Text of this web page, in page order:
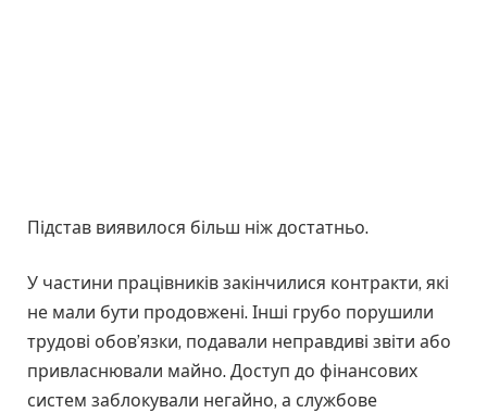
Підстав виявилося більш ніж достатньо.
У частини працівників закінчилися контракти, які
не мали бути продовжені. Інші грубо порушили
трудові обов’язки, подавали неправдиві звіти або
привласнювали майно. Доступ до фінансових
систем заблокували негайно, а службове